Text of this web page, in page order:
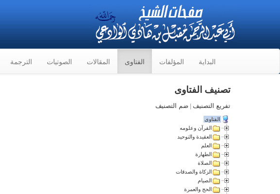
البداية المؤلفات الفتاوى المقالات الصوتيات الترجمة
تصنيف الفتاوى
تفريع التصنيف | ضم التصنيف
الفتاوى
القرآن وعلومه
العقيدة والتوحيد
العلم
الطهارة
الصلاة
الزكاة والصدقات
الصيام
الحج والعمرة